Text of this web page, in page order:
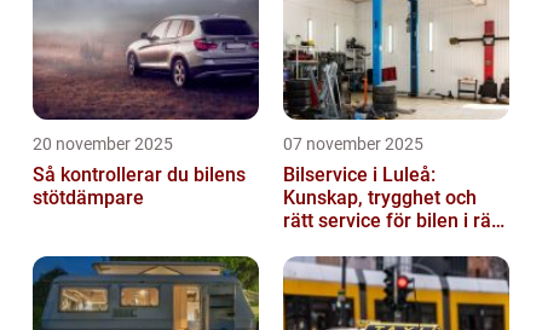
20 november 2025
Så kontrollerar du bilens
stötdämpare
07 november 2025
Bilservice i Luleå:
Kunskap, trygghet och
rätt service för bilen i rätt